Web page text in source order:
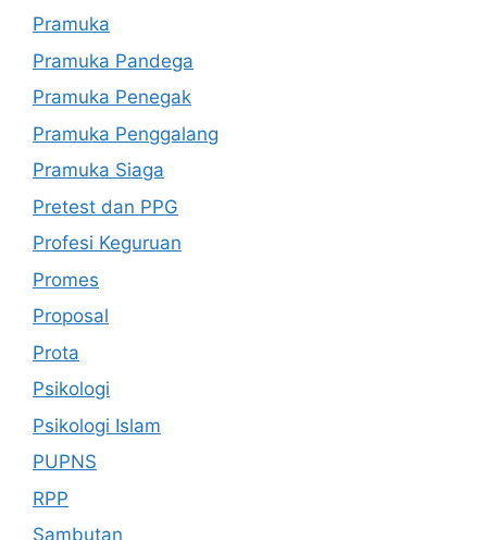
Pramuka
Pramuka Pandega
Pramuka Penegak
Pramuka Penggalang
Pramuka Siaga
Pretest dan PPG
Profesi Keguruan
Promes
Proposal
Prota
Psikologi
Psikologi Islam
PUPNS
RPP
Sambutan